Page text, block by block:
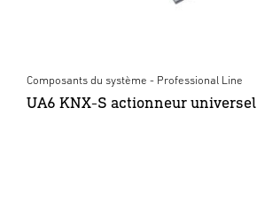
Composants du système - Professional Line
UA6 KNX-S actionneur universel